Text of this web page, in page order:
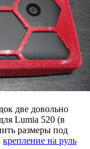
две довольно
Lumia 520 (в
размеры под
крепление на руль